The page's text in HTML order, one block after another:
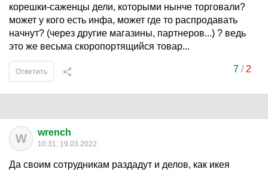
корешки-саженцы дели, которыми нынче торговали?
может у кого есть инфа, может где то распродавать
начнут? (через другие магазины, партнеров...) ? ведь
это же весьма скоропортящийся товар...
7/ 2
Ответить
W wrench
10:31, 19.03.2022
Да своим сотрудникам раздадут и делов, как икея